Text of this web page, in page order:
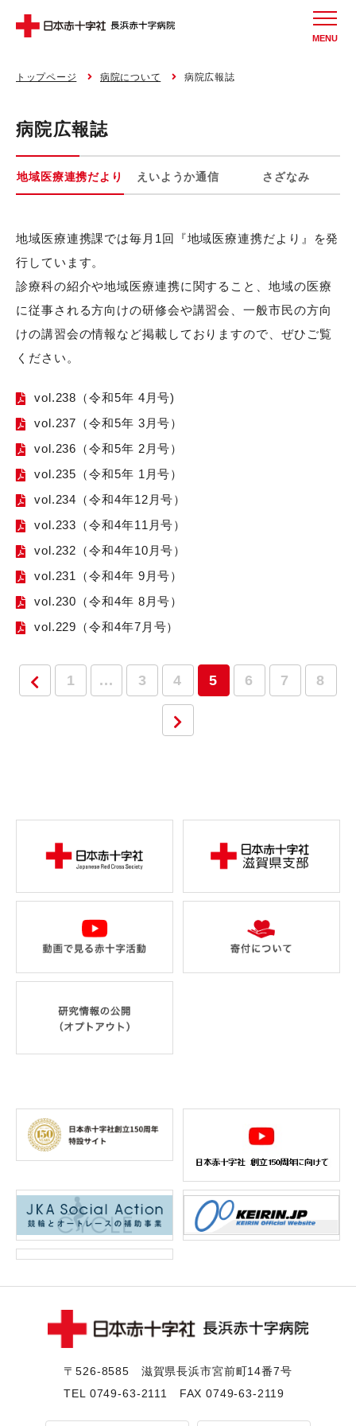
MENU
トップページ 病院について 病院広報誌
病院広報誌
地域医療連携だより えいようか通信 さざなみ
地域医療連携課では毎月1回『地域医療連携だより』を発
行しています。
診療科の紹介や地域医療連携に関すること、地域の医療
に従事される方向けの研修会や講習会、一般市民の方向
けの講習会の情報など掲載しておりますので、ぜひご覧
ください。
vol.238（令和5年 4月号)
vol.237（令和5年 3月号）
vol.236（令和5年 2月号）
vol.235（令和5年 1月号）
vol.234（令和4年12月号）
vol.233（令和4年11月号）
vol.232（令和4年10月号）
vol.231（令和4年 9月号）
vol.230（令和4年 8月号）
vol.229（令和4年7月号）
1 ... 3 4 5 6 7 8
〒526-8585 滋賀県⻑浜市宮前町14番7号
TEL 0749-63-2111 FAX 0749-63-2119